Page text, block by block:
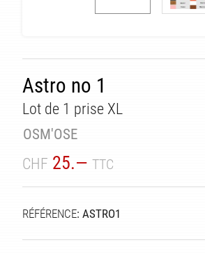
Astro no 1
Lot de 1 prise XL
OSM'OSE
CHF 25.— TTC
RÉFÉRENCE: ASTRO1